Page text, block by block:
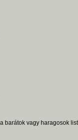
barátok vagy haragosok